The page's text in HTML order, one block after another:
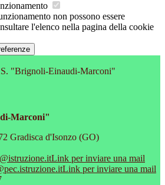
non possono essere
l'elenco nella pagina della cookie
"Brignoli-Einaudi-Marconi"
Marconi"
Gradisca d'Isonzo (GO)
Link per inviare una mail
Link per inviare una mail